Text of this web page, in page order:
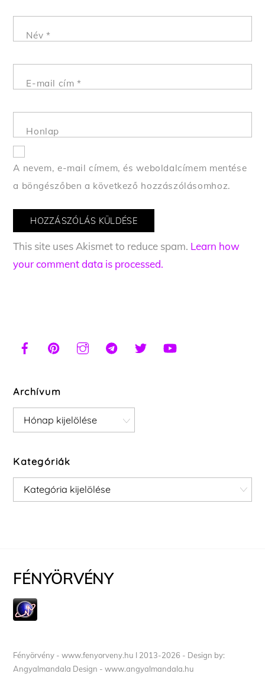
Név *
E-mail cím*
Honlap
A nevem, e-mail címem, és weboldalcímem mentése
a böngészőben a következő hozzászólásomhoz.
This site uses Akismet to reduce spam. Learn how
your comment data is processed.
Archívum
Archívum
Kategóriák
Kategóriák
FÉNYÖRVÉNY
Fényörvény - www.fenyorveny.hu I 2013-2026 - Design by:
Angyalmandala Design - www.angyalmandala.hu